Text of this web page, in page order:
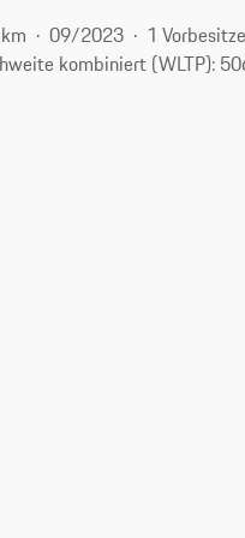
09/2023 1
kombiniert (WLTP):